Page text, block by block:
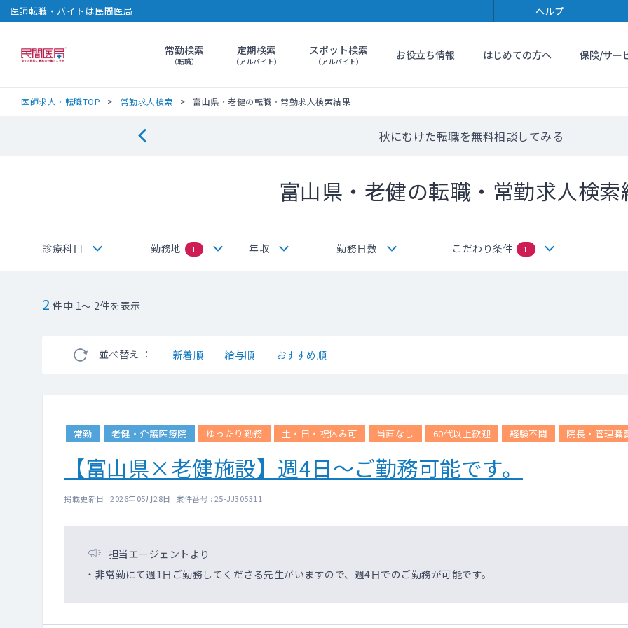
医師転職・バイトは民間医局 ヘルプ
民間医局常勤検索
（転職）
定期検索
（アルバイト）
スポット検索
（アルバイト） お役立ち情報 はじめての方へ 保険/サー
医師求人・転職TOP 常勤求人検索 富山県・老健の転職・常勤求人検索結果
秋にむけた転職を無料相談してみる
富山県・老健の転職・常勤求人検索
診療科目 勤務地 1 年収 勤務日数 こだわり条件 1
2 件中 1～ 2件を表示
並べ替え ： 新着順 給与順 おすすめ順
常勤 老健・介護医療院 ゆったり勤務 土・日・祝休み可 当直なし 60代以上歓迎 経験不問 院長・管理職
【富山県×老健施設】週4日～ご勤務可能です。
掲載更新日 : 2026年05月28日 案件番号 : 25-JJ305311
担当エージェントより
・非常勤にて週1日ご勤務してくださる先生がいますので、週4日でのご勤務が可能です。